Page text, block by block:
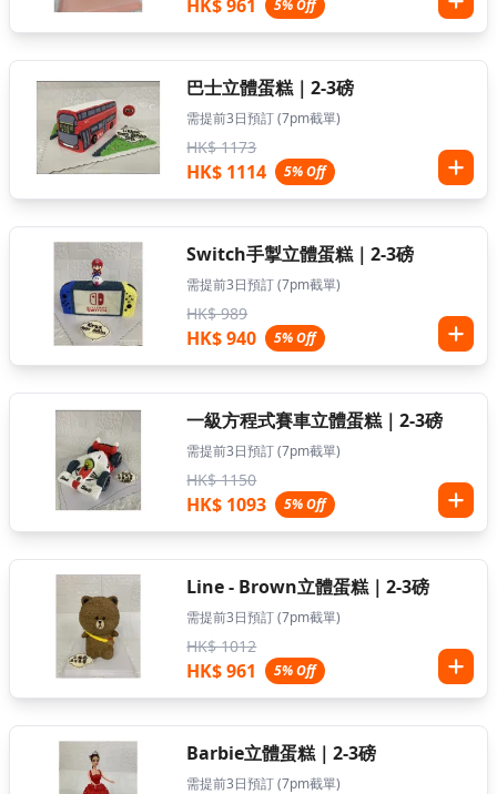
HK$ 961 5% Off
巴士立體蛋糕｜2-3磅
需提前3日預訂 (7pm截單)
HK$ 1173
HK$ 1114 5% Off
Switch手掣立體蛋糕｜2-3磅
需提前3日預訂 (7pm截單)
HK$ 989
HK$ 940 5% Off
一級方程式賽車立體蛋糕｜2-3磅
需提前3日預訂 (7pm截單)
HK$ 1150
HK$ 1093 5% Off
Line - Brown立體蛋糕｜2-3磅
需提前3日預訂 (7pm截單)
HK$ 1012
HK$ 961 5% Off
Barbie立體蛋糕｜2-3磅
需提前3日預訂 (7pm截單)